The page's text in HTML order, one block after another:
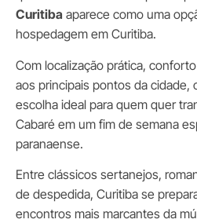
Curitiba aparece como uma
hospedagem em Curitiba.
Com localização prática,
aos principais pontos da cidade,
escolha ideal para quem quer
Cabaré em um fim de semana
paranaense.
Entre clássicos sertanejos,
de despedida, Curitiba se
encontros mais marcantes da